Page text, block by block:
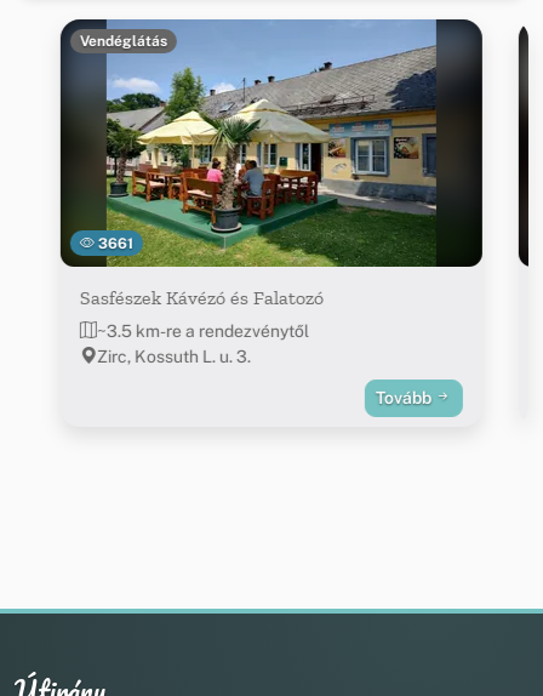
3661
Vendéglátás
Sasfészek Kávézó és Falatozó
~3.5 km-re a rendezvénytől
Zirc, Kossuth L. u. 3.
Tovább